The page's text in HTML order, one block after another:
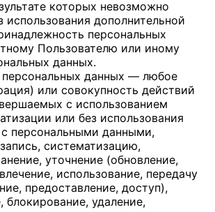
которых невозможно
использования дополнительной
персональных
Пользователю или иному
данных.
персональных данных — любое
или совокупность действий
с использованием
или без использования
персональными данными,
систематизацию,
уточнение (обновление,
использование, передачу
предоставление, доступ),
блокирование, удаление,